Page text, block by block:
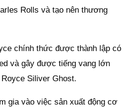
Rolls và tạo nên thương
chính thức được thành lập có
và gây được tiếng vang lớn
Siliver Ghost.
gia vào việc sản xuất động cơ